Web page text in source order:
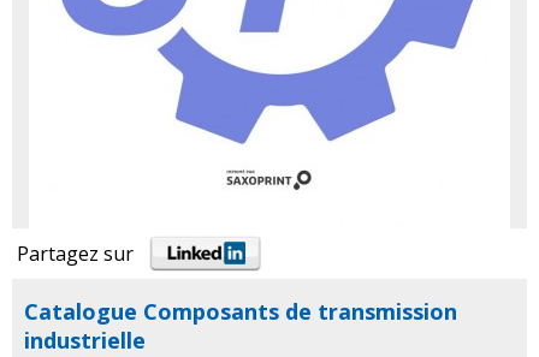
Partagez sur
Catalogue Composants de transmission
industrielle